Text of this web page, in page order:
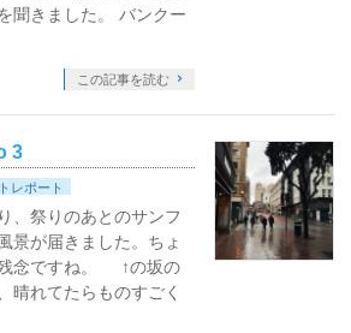
きました。 バンクー
この記事を読む
3
レポート
、祭りのあとのサンフ
景が届きました。ちょ
念ですね。 ↑の坂の
晴れてたらものすごく